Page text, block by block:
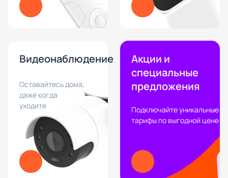
Видеонаблюдение
Оставайтесь дома,
даже когда
уходите
Акции и
специальные
предложения
Подключайте уникальные
тарифы по выгодной цене